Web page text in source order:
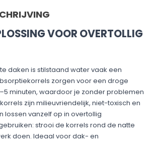
VOOR OVERTOLLIG
daken is stilstaand water vaak een
zorgen voor een droge
minuten, waardoor je zonder problemen
zijn milieuvriendelijk, niet-toxisch en
lossen vanzelf op in overtollig
strooi de korrels rond de natte
doen. Ideaal voor dak- en